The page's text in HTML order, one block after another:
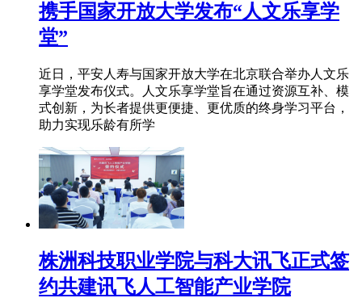
携手国家开放大学发布“人文乐享学
堂”
近日，平安人寿与国家开放大学在北京联合举办人文乐
享学堂发布仪式。人文乐享学堂旨在通过资源互补、模
式创新，为长者提供更便捷、更优质的终身学习平台，
助力实现乐龄有所学
株洲科技职业学院与科大讯飞正式签
约共建讯飞人工智能产业学院